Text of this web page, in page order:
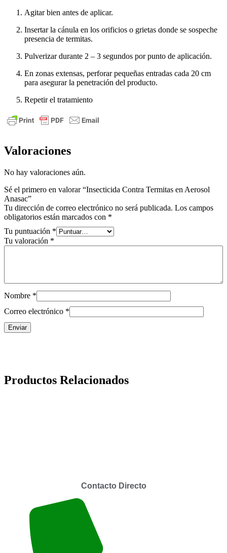
Agitar bien antes de aplicar.
Insertar la cánula en los orificios o grietas donde se sospeche
presencia de termitas.
Pulverizar durante 2 – 3 segundos por punto de aplicación.
En zonas extensas, perforar pequeñas entradas cada 20 cm
para asegurar la penetración del producto.
Repetir el tratamiento
Valoraciones
No hay valoraciones aún.
Sé el primero en valorar “Insecticida Contra Termitas en Aerosol
Anasac”
Tu dirección de correo electrónico no será publicada. Los campos
obligatorios están marcados con *
Tu puntuación *
Tu valoración *
Nombre *
Correo electrónico *
Productos Relacionados
Contacto Directo